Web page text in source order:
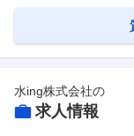
水ing株式会社の
求人情報